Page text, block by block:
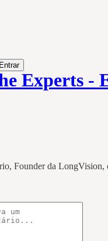
Entrar
Experts -
Founder da LongVision,